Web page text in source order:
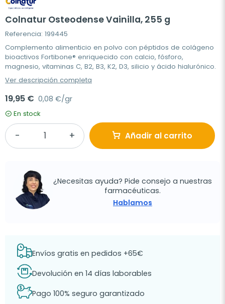
Colnatur Osteodense Vainilla, 255 g
Referencia: 199445
Complemento alimenticio en polvo con péptidos de colágeno
bioactivos Fortibone® enriquecido con calcio, fósforo,
magnesio, vitaminas C, B2, B3, K2, D3, silicio y ácido hialurónico.
Ver descripción completa
19,95 € 0,08 €/gr
En stock
Añadir al carrito
¿Necesitas ayuda? Pide consejo a nuestras
farmacéuticas.
Hablamos
Envíos gratis en pedidos +65€
Devolución en 14 días laborables
Pago 100% seguro garantizado